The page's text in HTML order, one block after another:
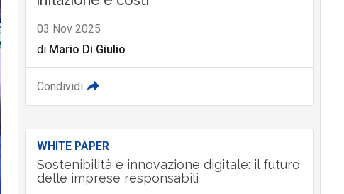
03 Nov 2025
di Mario Di Giulio
Condividi
WHITE PAPER
Sostenibilità e innovazione digitale: il futuro
delle imprese responsabili